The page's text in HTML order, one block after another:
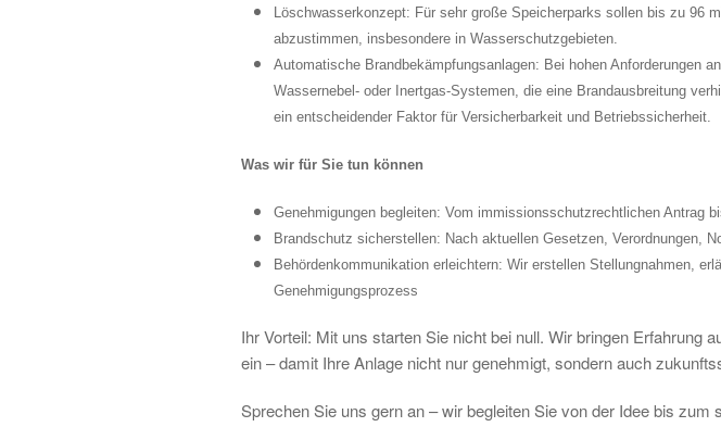
Löschwasserkonzept: Für sehr große Speicherparks sollen bis zu 96
abzustimmen, insbesondere in Wasserschutzgebieten.
Automatische Brandbekämpfungsanlagen: Bei hohen Anforderungen
Wassernebel- oder Inertgas-Systemen, die eine Brandausbreitung
ein entscheidender Faktor für Versicherbarkeit und Betriebssicherheit.
Was wir für Sie tun können
Genehmigungen begleiten: Vom immissionsschutzrechtlichen Antrag
Brandschutz sicherstellen: Nach aktuellen Gesetzen, Verordnungen,
Behördenkommunikation erleichtern: Wir erstellen Stellungnahmen,
Genehmigungsprozess
Ihr Vorteil: Mit uns starten Sie nicht bei null. Wir bringen
ein – damit Ihre Anlage nicht nur genehmigt, sondern auch
Sprechen Sie uns gern an – wir begleiten Sie von der Idee bis zum